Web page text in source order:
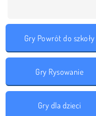
Gry Powrót do szkoły
Gry Rysowanie
Gry dla dzieci